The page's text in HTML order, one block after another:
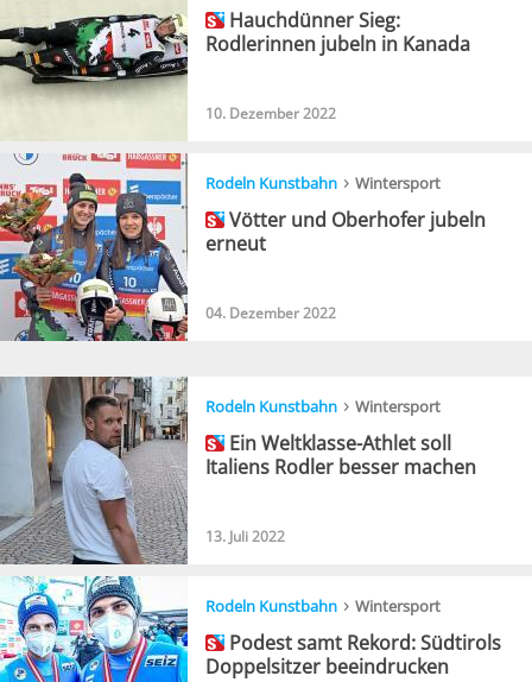
Hauchdünner Sieg:
Rodlerinnen jubeln in Kanada
10. Dezember 2022
Rodeln Kunstbahn › Wintersport
Vötter und Oberhofer jubeln
erneut
04. Dezember 2022
Rodeln Kunstbahn › Wintersport
Ein Weltklasse-Athlet soll
Italiens Rodler besser machen
13. Juli 2022
Rodeln Kunstbahn › Wintersport
Podest samt Rekord: Südtirols
Doppelsitzer beeindrucken